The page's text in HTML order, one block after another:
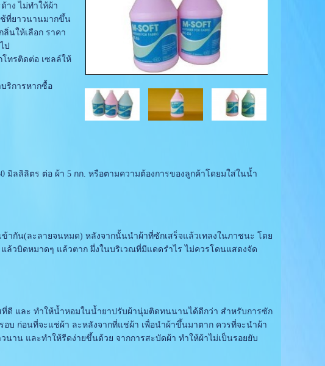
ง ไม่ทำให้ผ้า
ช้ที่ยาวนานมากขึ้น
นให้เลือก ราคา
ป
ทรติดต่อ เซลล์ให้
ริการหากซื้อ
ลลิลิตร ต่อ ผ้า 5 กก. หรือตามความต้องการของลูกค้าโดยมใส่ในน้ำ
กัน(ละลายจนหมด) หลังจากนั้นนำผ้าที่ซักเสร็จแล้วเทลงในภาชนะ โดย
ล้วบิดหมาดๆ แล้วตาก ผึ่งในบริเวณที่มีแดดรำไร ไม่ควรโดนแสดงจัด
และ ทำให้น้ำหอมในน้ำยาปรับผ้านุ่มติดทนนานได้ดีกว่า สำหรับการซัก
บ ก่อนที่จะแช่ผ้า ละหลังจากที่แช่ผ้า เพื่อนำผ้าขึ้นมาตาก ควรที่จะนำผ้า
าน และทำให้รีดง่ายขึ้นด้วย จากการสะบัดผ้า ทำให้ผ้าไม่เป็นรอยยับ